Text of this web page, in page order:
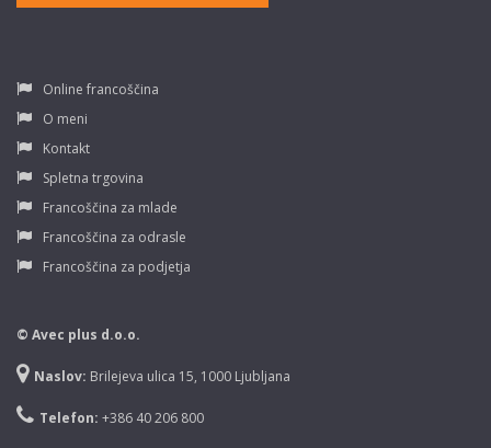
Online francoščina
O meni
Kontakt
Spletna trgovina
Francoščina za mlade
Francoščina za odrasle
Francoščina za podjetja
© Avec plus d.o.o.
Naslov: Brilejeva ulica 15, 1000 Ljubljana
Telefon: +386 40 206 800